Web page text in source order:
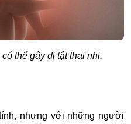
thể gây dị tật thai nhi.
nhưng với những người